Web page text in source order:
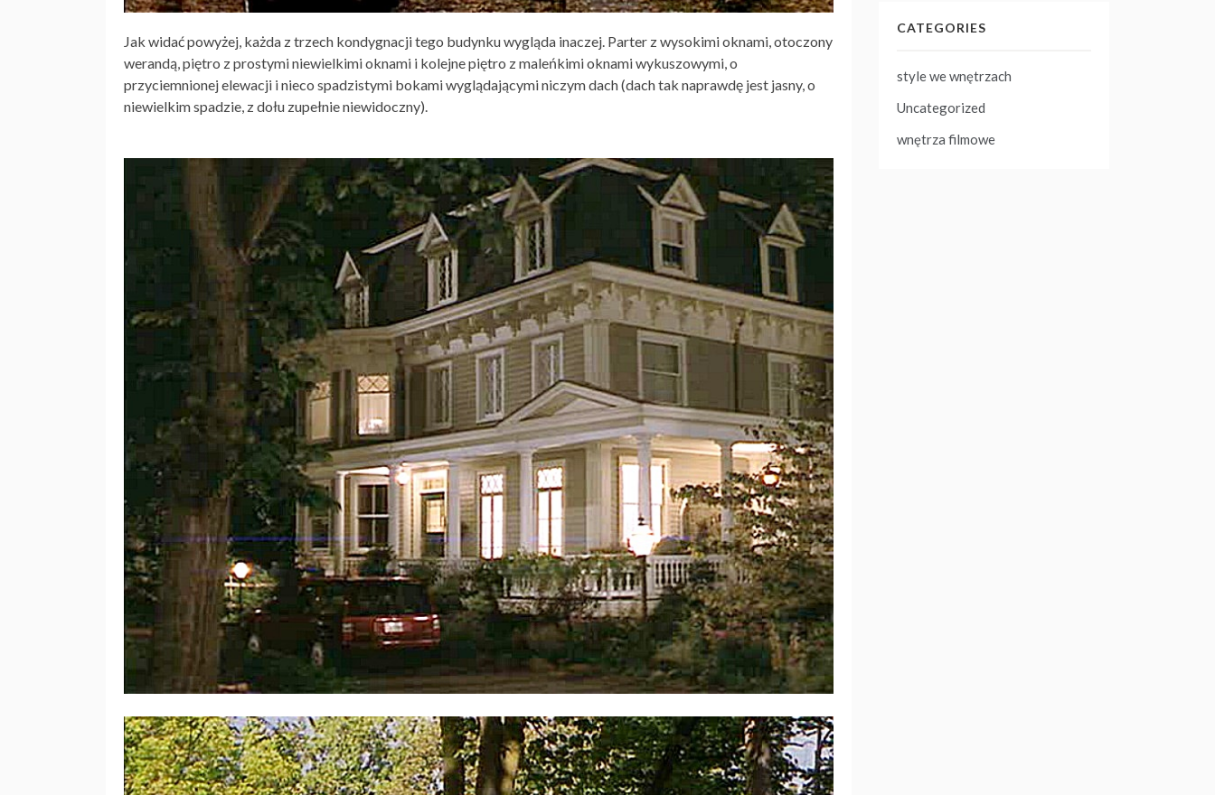
Jak widać powyżej, każda z trzech kondygnacji tego budynku wygląda inaczej. Parter z wysokimi oknami, otoczony
werandą, piętro z prostymi niewielkimi oknami i kolejne piętro z maleńkimi oknami wykuszowymi, o
przyciemnionej elewacji i nieco spadzistymi bokami wyglądającymi niczym dach (dach tak naprawdę jest jasny, o
niewielkim spadzie, z dołu zupełnie niewidoczny).
CATEGORIES
style we wnętrzach
Uncategorized
wnętrza filmowe